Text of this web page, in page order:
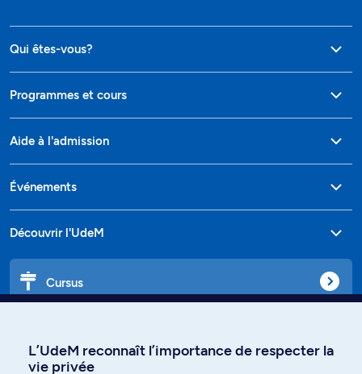
Qui êtes-vous?
Programmes et cours
Aide à l'admission
Événements
Découvrir l'UdeM
Cursus
L’UdeM reconnaît l’importance de respecter la
vie privée